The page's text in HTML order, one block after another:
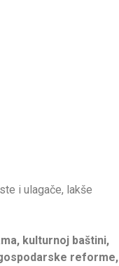
i ulagače, lakše
kulturnoj baštini,
reforme,